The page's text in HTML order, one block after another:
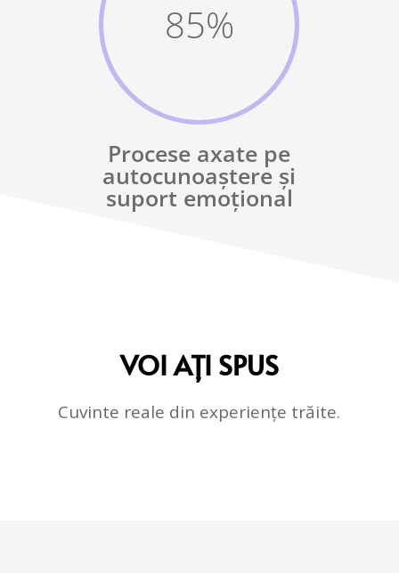
85%
Procese axate pe
autocunoaștere și
suport emoțional
VOI AȚI SPUS
Cuvinte reale din experiențe trăite.